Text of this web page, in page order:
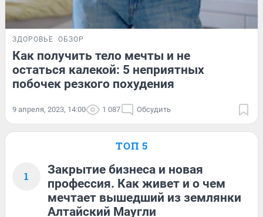
ЗДОРОВЬЕ ОБЗОР
Как получить тело мечты и не
остаться калекой: 5 неприятных
побочек резкого похудения
9 апреля, 2023, 14:00 1 087 Обсудить
ТОП 5
1
Закрытие бизнеса и новая
профессия. Как живет и о чем
мечтает вышедший из землянки
Алтайский Маугли